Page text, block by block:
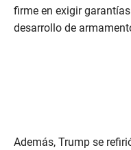
firme en exigir
desarrollo de
Además, Trump se